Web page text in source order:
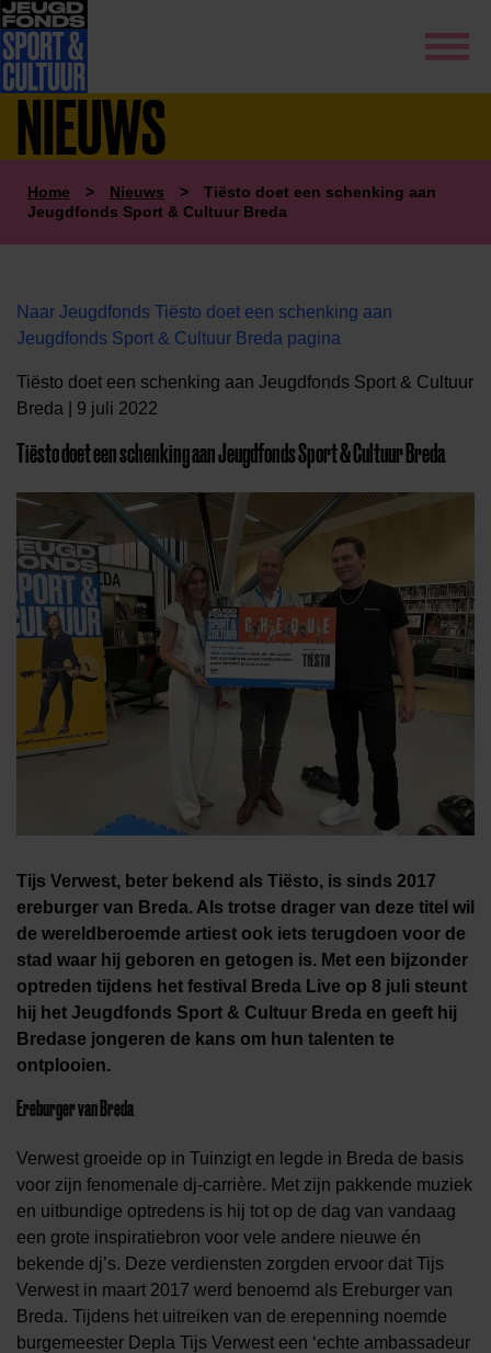
NIEUWS
Home > Nieuws >
Tiësto doet een schenking aan
Jeugdfonds Sport & Cultuur Breda
Naar Jeugdfonds Tiësto doet een schenking aan
Jeugdfonds Sport & Cultuur Breda pagina
Tiësto doet een schenking aan Jeugdfonds Sport & Cultuur
Breda | 9 juli 2022
Tiësto doet een schenking aan Jeugdfonds Sport & Cultuur Breda
Tijs Verwest, beter bekend als Tiësto, is sinds 2017
ereburger van Breda. Als trotse drager van deze titel wil
de wereldberoemde artiest ook iets terugdoen voor de
stad waar hij geboren en getogen is. Met een bijzonder
optreden tijdens het festival Breda Live op 8 juli steunt
hij het Jeugdfonds Sport & Cultuur Breda en geeft hij
Bredase jongeren de kans om hun talenten te
ontplooien.
Ereburger van Breda
Verwest groeide op in Tuinzigt en legde in Breda de basis
voor zijn fenomenale dj-carrière. Met zijn pakkende muziek
en uitbundige optredens is hij tot op de dag van vandaag
een grote inspiratiebron voor vele andere nieuwe én
bekende dj’s. Deze verdiensten zorgden ervoor dat Tijs
Verwest in maart 2017 werd benoemd als Ereburger van
Breda. Tijdens het uitreiken van de erepenning noemde
burgemeester Depla Tijs Verwest een ‘echte ambassadeur